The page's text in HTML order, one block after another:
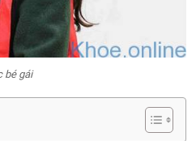
bé gái